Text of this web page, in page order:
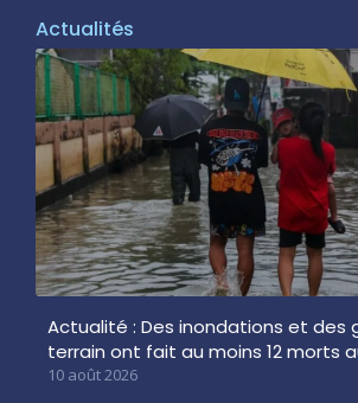
Actualités
Actualité : Des inondations et des
terrain ont fait au moins 12 morts
10 août 2026